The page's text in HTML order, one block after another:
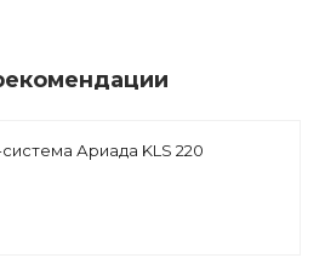
Ариада KLS 220